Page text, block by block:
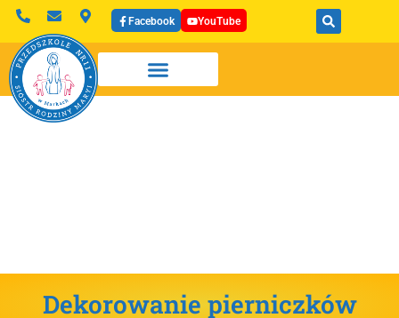
Facebook YouTube
Dekorowanie pierniczków